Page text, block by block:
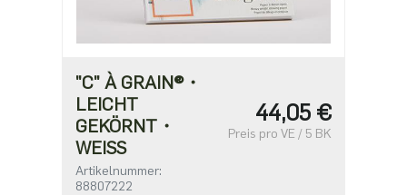
"C" À GRAIN®・
LEICHT
GEKÖRNT・
WEISS
Artikelnummer:
88807222
44,05 €
Preis pro VE / 5 BK